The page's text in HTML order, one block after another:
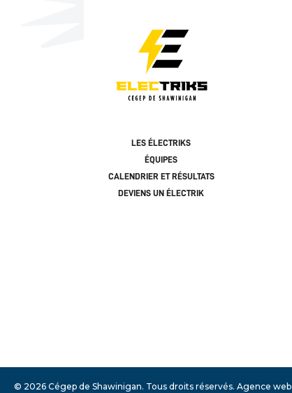
LES ÉLECTRIKS
ÉQUIPES
CALENDRIER ET RÉSULTATS
DEVIENS UN ÉLECTRIK
© 2026 Cégep de Shawinigan. Tous droits réservés. Agence web